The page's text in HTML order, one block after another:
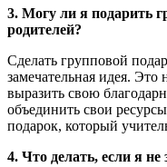
3. Могу ли я подарить
родителей?
Сделать групповой
замечательная идея. Это
выразить свою
объединить свои
подарок, который
4. Что делать, если я